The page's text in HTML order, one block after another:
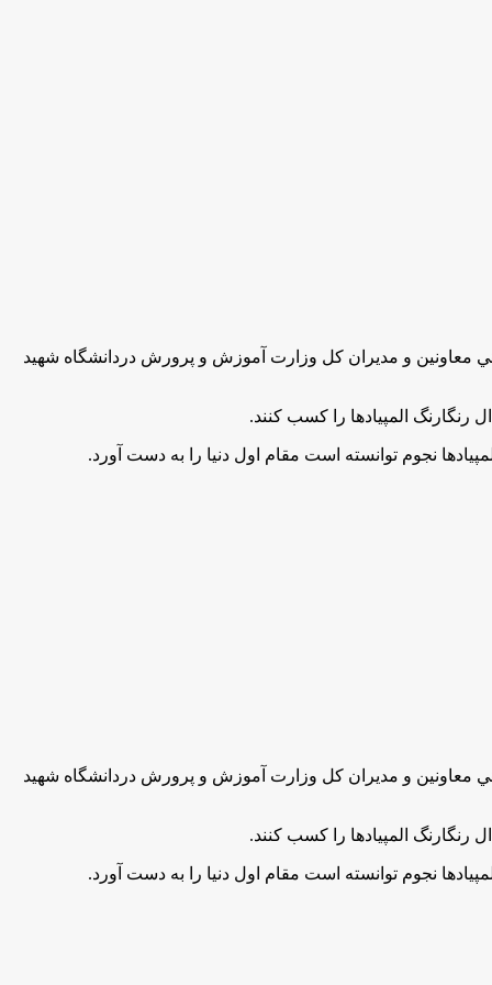
و مديران كل وزارت آموزش و پرورش دردانشگاه شهيد
.
.
و مديران كل وزارت آموزش و پرورش دردانشگاه شهيد
.
.